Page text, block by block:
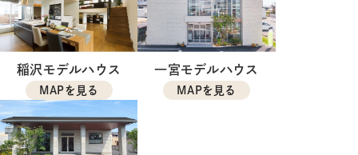
稲沢モデルハウス
MAPを見る
一宮モデルハウス
MAPを見る